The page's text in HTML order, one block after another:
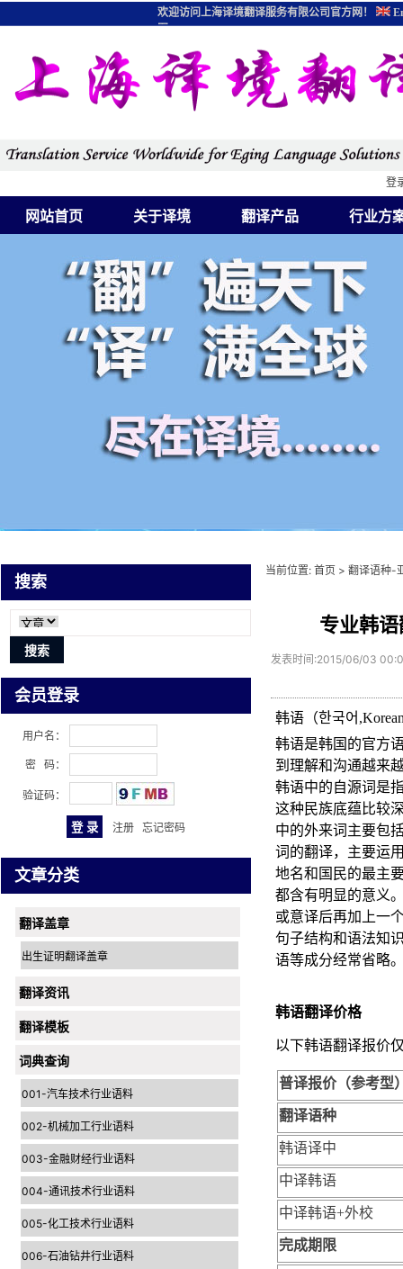
网站首页 关于译境 翻译产品 行业方
登
欢迎访问上海译境翻译服务有限公司官方网！
图
搜索
会员登录
用户名：
密 码：
验证码：
注册 忘记密码
文章分类
翻译盖章
出生证明翻译盖章
翻译资讯
翻译模板
词典查询
001-汽车技术行业语料
002-机械加工行业语料
003-金融财经行业语料
004-通讯技术行业语料
005-化工技术行业语料
006-石油钻井行业语料
当前位置: 首页 > 翻译语种-
专业韩
发表时间:2015/06/03
韩语（한국어
韩语是韩国的官方
到理解和沟通越来
韩语中的自源词是
这种民族底蕴比较
中的外来词主要包
词的翻译，主要运
地名和国民的最主
都含有明显的意义
或意译后再加上一
句子结构和语法知
语等成分经常省略
韩语翻译价格
以下韩语翻译报价
普译报价（参考型
翻译语种
韩语译中
中译韩语
中译韩语+外校
完成期限